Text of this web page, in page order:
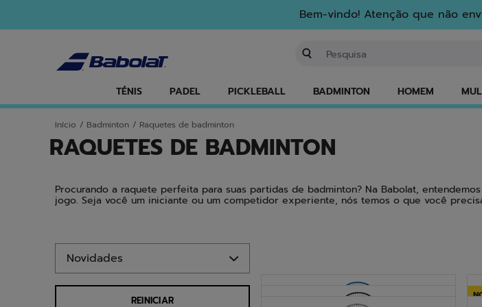
Bem-vindo! Atenção que não
TÉNIS PADEL PICKLEBALL BADMINTON HOMEM
Início / Badminton / Raquetes de badminton
RAQUETES DE BADMINTON
Procurando a raquete perfeita para suas partidas de badminton? Na Babolat,
jogo. Seja você um iniciante ou um competidor experiente, nós temos o que você
Ir para os produtos
REINICIAR